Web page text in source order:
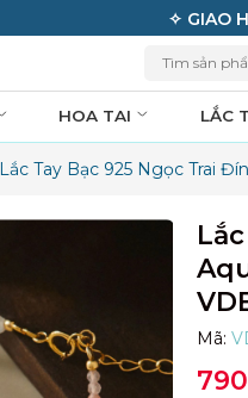
✧ MIỄN
HOA TAI LẮC
Lắc Tay Bạc 925 Ngọc Trai
Mã: